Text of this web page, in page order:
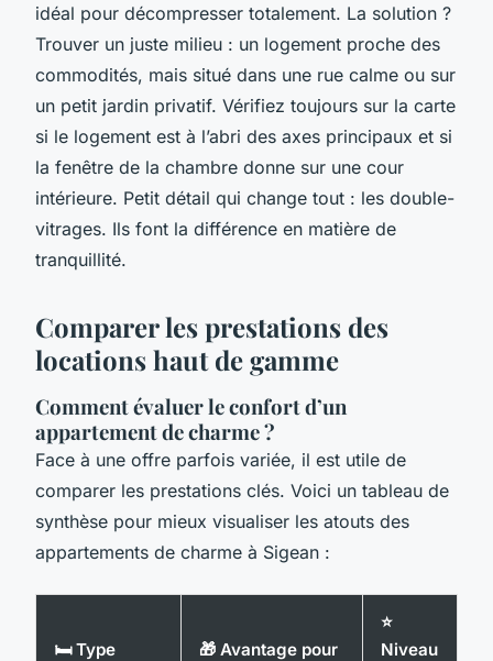
idéal pour décompresser totalement. La solution ?
Trouver un juste milieu : un logement proche des
commodités, mais situé dans une rue calme ou sur
un petit jardin privatif. Vérifiez toujours sur la carte
si le logement est à l’abri des axes principaux et si
la fenêtre de la chambre donne sur une cour
intérieure. Petit détail qui change tout : les double-
vitrages. Ils font la différence en matière de
tranquillité.
Comparer les prestations des
locations haut de gamme
Comment évaluer le confort d’un
appartement de charme ?
Face à une offre parfois variée, il est utile de
comparer les prestations clés. Voici un tableau de
synthèse pour mieux visualiser les atouts des
appartements de charme à Sigean :
🛏️ Type
🎁 Avantage pour
⭐
Niveau